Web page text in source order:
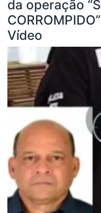
da operação
Vídeo